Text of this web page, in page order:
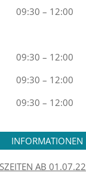
09:30 – 12:00
09:30 – 12:00
09:30 – 12:00
09:30 – 12:00
INFORMATIONEN
AB 01.07.22